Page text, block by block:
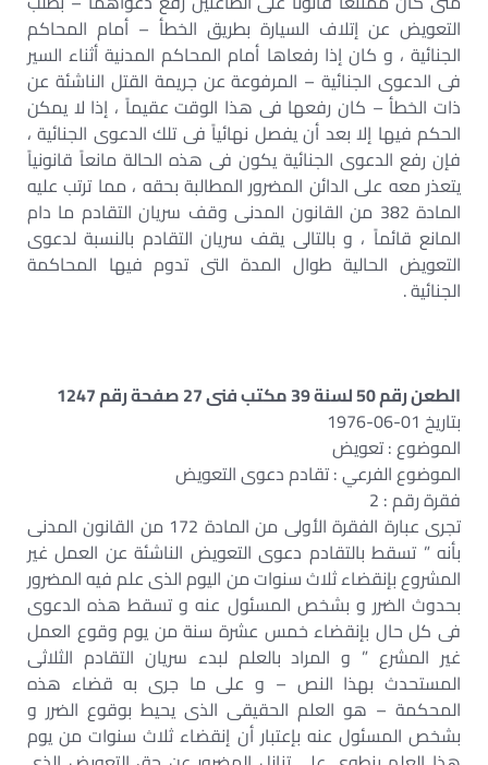
التعويض عن إتلاف السيارة بطريق الخطأ – أمام المحاكم
الجنائية ، و كان إذا رفعاها أمام المحاكم المدنية أثناء السير
فى الدعوى الجنائية – المرفوعة عن جريمة القتل الناشئة عن
ذات الخطأ – كان رفعها فى هذا الوقت عقيماً ، إذا لا يمكن
الحكم فيها إلا بعد أن يفصل نهائياً فى تلك الدعوى الجنائية ،
فإن رفع الدعوى الجنائية يكون فى هذه الحالة مانعاً قانونياً
يتعذر معه على الدائن المضرور المطالبة بحقه ، مما ترتب عليه
المادة 382 من القانون المدنى وقف سريان التقادم ما دام
المانع قائماً ، و بالتالى يقف سريان التقادم بالنسبة لدعوى
التعويض الحالية طوال المدة التى تدوم فيها المحاكمة
الجنائية .
الطعن رقم 50 لسنة 39 مكتب فنى 27 صفحة رقم 1247
بتاريخ 01-06-1976
الموضوع : تعويض
الموضوع الفرعي : تقادم دعوى التعويض
فقرة رقم : 2
تجرى عبارة الفقرة الأولى من المادة 172 من القانون المدنى
بأنه ” تسقط بالتقادم دعوى التعويض الناشئة عن العمل غير
المشروع بإنقضاء ثلاث سنوات من اليوم الذى علم فيه المضرور
بحدوث الضرر و بشخص المسئول عنه و تسقط هذه الدعوى
فى كل حال بإنقضاء خمس عشرة سنة من يوم وقوع العمل
غير المشرع ” و المراد بالعلم لبدء سريان التقادم الثلاثى
المستحدث بهذا النص – و على ما جرى به قضاء هذه
المحكمة – هو العلم الحقيقى الذى يحيط بوقوع الضرر و
بشخص المسئول عنه بإعتبار أن إنقضاء ثلاث سنوات من يوم